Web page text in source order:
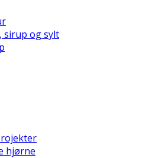
sirup og sylt
hjørne